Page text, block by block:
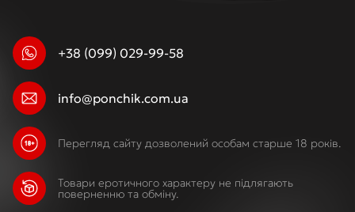
+38 (099) 029-99-58
info@ponchik.com.ua
Перегляд сайту дозволений особам старше 18 років.
Товари еротичного характеру не підлягають
поверненню та обміну.